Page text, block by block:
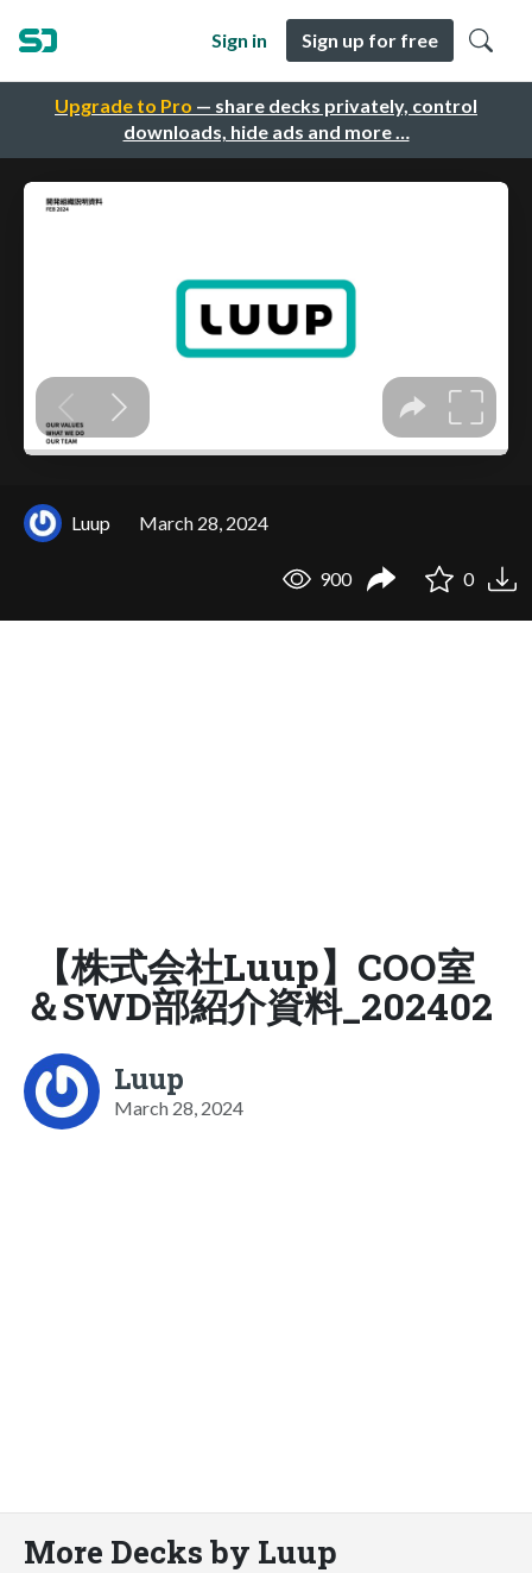
Upgrade to Pro — share decks privately, control
downloads, hide ads and more …
Sign in Sign up for free
Luup March 28, 2024
900 0
【株式会社Luup】COO室
＆SWD部紹介資料_202402
Luup
March 28, 2024
More Decks by Luup